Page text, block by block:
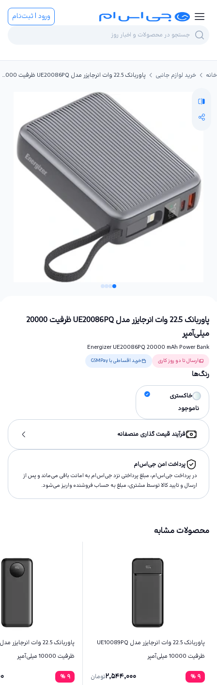
ورود | ثبت‌نام
خانه خرید لوازم جانبی پاوربانک 22.5 وات انرجایزر مدل UE20086PQ ظرفیت 20000 میلی‌آمپر
پاوربانک 22.5 وات انرجایزر مدل UE20086PQ ظرفیت 20000
میلی‌آمپر
Energizer UE20086PQ 20000 mAh Power Bank
ارسال تا دو روز کاری خرید اقساطی با GSMPay
رنگ‌ها
خاکستری
ناموجود
فرآیند قیمت گذاری منصفانه
پرداخت امن جی‌اس‌ام
در پرداخت جی‌اس‌ام، مبلغ پرداختى نزد جی‌اس‌ام به امانت باقى مى‌ماند و پس از
ارسال و تاييد كالا توسط مشتری، مبلغ به حساب فروشنده واريز مى‌شود.
محصولات مشابه
پاوربانک 22.5 وات انرجایزر مدل UE10089PQ
ظرفیت 10000 میلی‌آمپر
9
%
2,544,000تومان
ظرفیت 10000 میلی‌آمپر
9
%